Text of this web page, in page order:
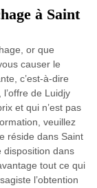
à Saint
or que
causer le
c’est-à-dire
de Luidjy
et qui n’est pas
veuillez
réside dans Saint
disposition dans
tout ce qui
l’obtention